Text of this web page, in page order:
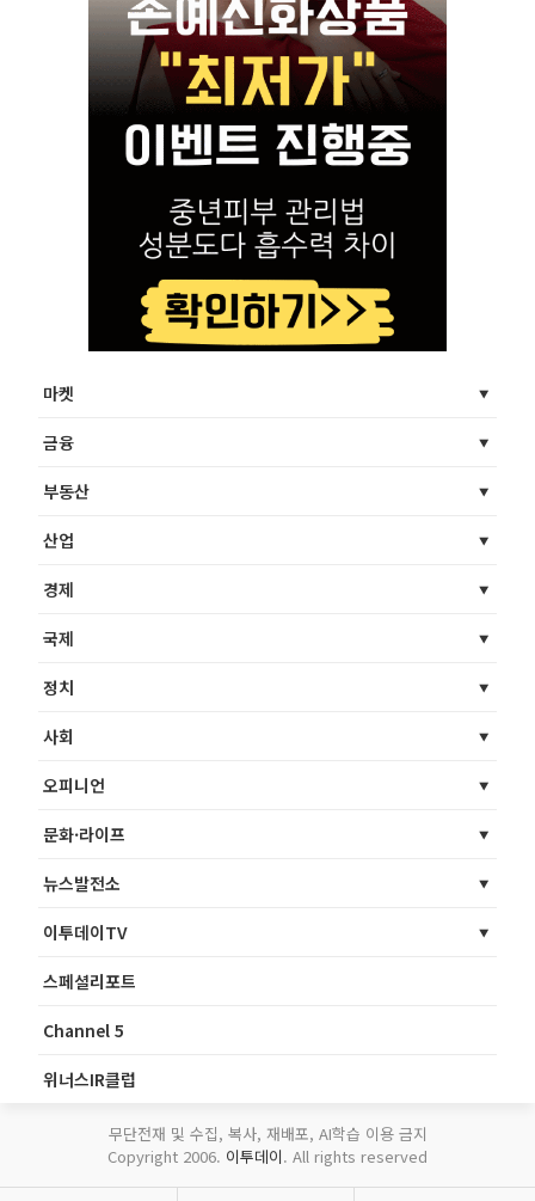
마켓
금융
부동산
산업
경제
국제
정치
사회
오피니언
문화·라이프
뉴스발전소
이투데이TV
스페셜리포트
Channel 5
위너스IR클럽
무단전재 및 수집, 복사, 재배포, AI학습 이용 금지
Copyright 2006. 이투데이. All rights reserved